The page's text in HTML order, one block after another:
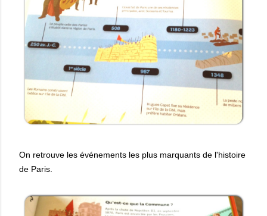
On retrouve les événements les plus marquants de l'histoire
de Paris.